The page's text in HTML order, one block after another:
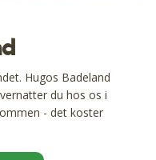
Hugos Badeland
du hos os i
- det koster